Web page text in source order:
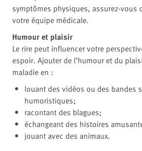
symptômes physiques, assurez-vous
votre équipe médicale.
Humour et plaisir
Le rire peut influencer votre
espoir. Ajouter de l’humour et du
maladie en :
louant des vidéos ou des bandes
humoristiques;
racontant des blagues;
échangeant des histoires
jouant avec des animaux.